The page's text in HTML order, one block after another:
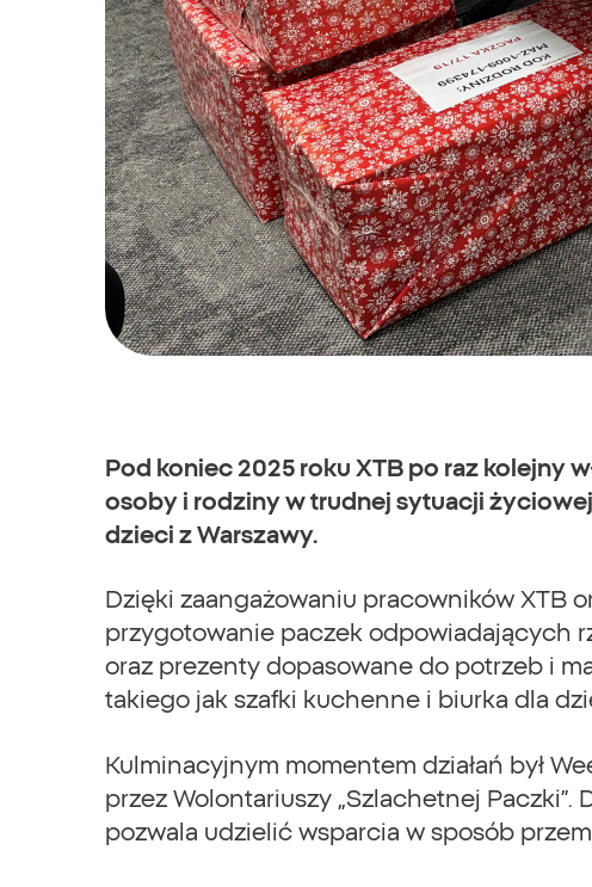
Pod koniec 2025 roku XTB po raz kolejny
osoby i rodziny w trudnej sytuacji
dzieci z Warszawy.
Dzięki zaangażowaniu pracowników XTB
przygotowanie paczek odpowiadających
oraz prezenty dopasowane do potrzeb i
takiego jak szafki kuchenne i biurka dla
Kulminacyjnym momentem działań był
przez Wolontariuszy „Szlachetnej Paczki”.
pozwala udzielić wsparcia w sposób